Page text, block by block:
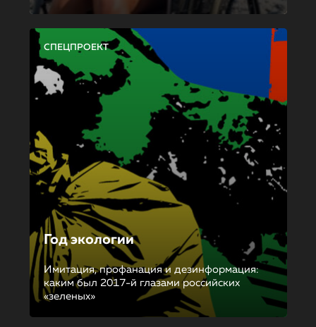
СПЕЦПРОЕКТ
Год экологии
Имитация, профанация и дезинформация:
каким был 2017-й глазами российских
«зеленых»